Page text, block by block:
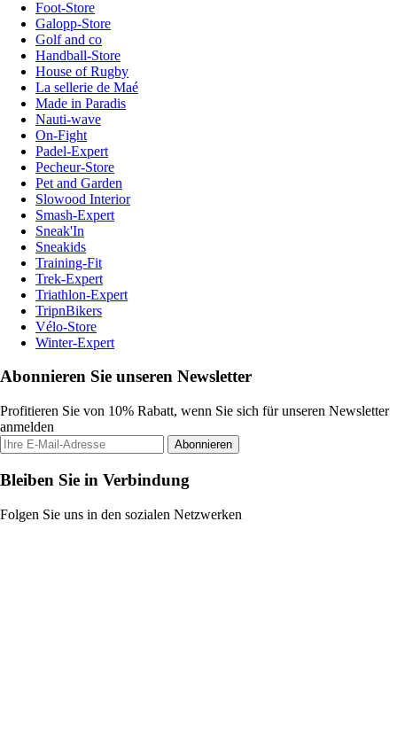
Foot-Store
Galopp-Store
Golf and co
Handball-Store
House of Rugby
La sellerie de Maé
Made in Paradis
Nauti-wave
On-Fight
Padel-Expert
Pecheur-Store
Pet and Garden
Slowood Interior
Smash-Expert
Sneak'In
Sneakids
Training-Fit
Trek-Expert
Triathlon-Expert
TripnBikers
Vélo-Store
Winter-Expert
Abonnieren Sie unseren Newsletter
Profitieren Sie von 10% Rabatt, wenn Sie sich für unseren Newsletter
anmelden
Abonnieren
Bleiben Sie in Verbindung
Folgen Sie uns in den sozialen Netzwerken